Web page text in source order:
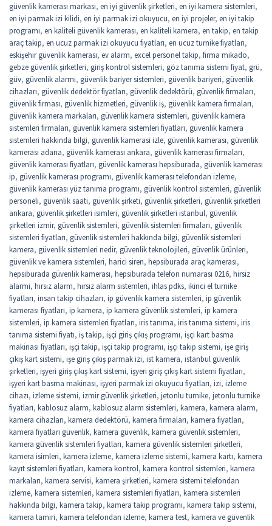
güvenlik kamerası markası, en iyi güvenlik şirketleri, en iyi kamera sistemleri,
en iyi parmak izi kilidi, en iyi parmak izi okuyucu, en iyi projeler, en iyi takip
programı, en kaliteli güvenlik kamerası, en kaliteli kamera, en takip, en takip
araç takip, en ucuz parmak izi okuyucu fiyatları, en ucuz turnike fiyatları,
eskişehir güvenlik kamerası, ev alarm, excel personel takip, firma mikado,
gebze güvenlik şirketleri, giriş kontrol sistemleri, göz tanıma sistemi fiyat, grü,
güv, güvenlik alarmı, güvenlik bariyer sistemleri, güvenlik bariyeri, güvenlik
cihazları, güvenlik dedektör fiyatları, güvenlik dedektörü, güvenlik firmaları,
güvenlik firması, güvenlik hizmetleri, güvenlik iş, güvenlik kamera firmaları,
güvenlik kamera markaları, güvenlik kamera sistemleri, güvenlik kamera
sistemleri firmaları, güvenlik kamera sistemleri fiyatları, güvenlik kamera
sistemleri hakkında bilgi, guvenlik kamerasi izle, güvenlik kamerası, güvenlik
kamerası adana, güvenlik kamerası ankara, güvenlik kamerası firmaları,
güvenlik kamerası fiyatları, güvenlik kamerası hepsiburada, güvenlik kamerası
ip, güvenlik kamerası programı, güvenlik kamerası telefondan izleme,
güvenlik kamerası yüz tanıma programı, güvenlik kontrol sistemleri, güvenlik
personeli, güvenlik saati, güvenlik şirketi, güvenlik şirketleri, güvenlik şirketleri
ankara, güvenlik şirketleri isimleri, güvenlik şirketleri istanbul, güvenlik
şirketleri izmir, güvenlik sistemleri, güvenlik sistemleri firmaları, güvenlik
sistemleri fiyatları, güvenlik sistemleri hakkında bilgi, güvenlik sistemleri
kamera, güvenlik sistemleri nedir, güvenlik teknolojileri, güvenlik ürünleri,
güvenlik ve kamera sistemleri, harici siren, hepsiburada araç kamerası,
hepsiburada güvenlik kamerası, hepsiburada telefon numarası 0216, hirsiz
alarmi, hırsız alarm, hırsız alarm sistemleri, ihlas pdks, ikinci el turnike
fiyatları, insan takip cihazları, ip güvenlik kamera sistemleri, ip güvenlik
kamerası fiyatları, ip kamera, ip kamera güvenlik sistemleri, ip kamera
sistemleri, ip kamera sistemleri fiyatları, iris tanıma, iris tanıma sistemi, iris
tanıma sistemi fiyatı, iş takip, işçi giriş çıkış programı, işçi kart basma
makinası fiyatları, işçi takip, işçi takip programı, işçi takip sistemi, işe giriş
çıkış kart sistemi, işe giriş çıkış parmak izi, ist kamera, istanbul güvenlik
şirketleri, işyeri giriş çıkış kart sistemi, işyeri giriş çıkış kart sistemi fiyatları,
işyeri kart basma makinası, işyeri parmak izi okuyucu fiyatları, izi, izleme
cihazı, izleme sistemi, izmir güvenlik şirketleri, jetonlu turnike, jetonlu turnike
fiyatları, kablosuz alarm, kablosuz alarm sistemleri, kamera, kamera alarm,
kamera cihazları, kamera dedektörü, kamera firmaları, kamera fiyatları,
kamera fiyatları güvenlik, kamera güvenlik, kamera güvenlik sistemleri,
kamera güvenlik sistemleri fiyatları, kamera güvenlik sistemleri şirketleri,
kamera isimleri, kamera izleme, kamera izleme sistemi, kamera kartı, kamera
kayıt sistemleri fiyatları, kamera kontrol, kamera kontrol sistemleri, kamera
markaları, kamera servisi, kamera şirketleri, kamera sistemi telefondan
izleme, kamera sistemleri, kamera sistemleri fiyatları, kamera sistemleri
hakkında bilgi, kamera takip, kamera takip programı, kamera takip sistemi,
kamera tamiri, kamera telefondan izleme, kamera test, kamera ve güvenlik